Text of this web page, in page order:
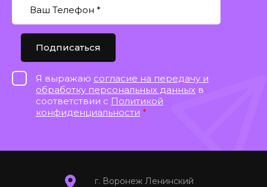
Я выражаю согласие на передачу и
обработку персональных данных в
соответствии с Политикой
конфиденциальности *
Подписаться
г. Воронеж Ленинский